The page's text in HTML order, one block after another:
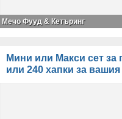
Мечо Фууд & Кетъринг
Мини или Макси сет за
или 240 хапки за вашия